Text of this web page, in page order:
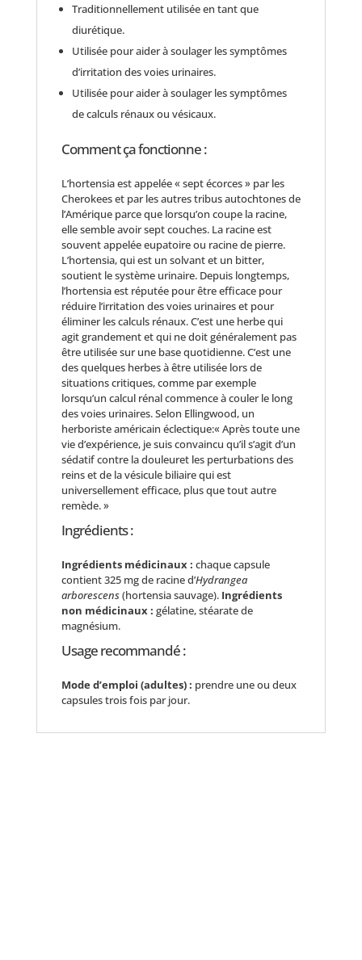
Traditionnellement utilisée en tant que
diurétique.
Utilisée pour aider à soulager les symptômes
d’irritation des voies urinaires.
Utilisée pour aider à soulager les symptômes
de calculs rénaux ou vésicaux.
Comment ça fonctionne :
L’hortensia est appelée « sept écorces » par les
Cherokees et par les autres tribus autochtones de
l’Amérique parce que lorsqu’on coupe la racine,
elle semble avoir sept couches. La racine est
souvent appelée eupatoire ou racine de pierre.
L’hortensia, qui est un solvant et un bitter,
soutient le système urinaire. Depuis longtemps,
l’hortensia est réputée pour être efficace pour
réduire l’irritation des voies urinaires et pour
éliminer les calculs rénaux. C’est une herbe qui
agit grandement et qui ne doit généralement pas
être utilisée sur une base quotidienne. C’est une
des quelques herbes à être utilisée lors de
situations critiques, comme par exemple
lorsqu’un calcul rénal commence à couler le long
des voies urinaires. Selon Ellingwood, un
herboriste américain éclectique:« Après toute une
vie d’expérience, je suis convaincu qu’il s’agit d’un
sédatif contre la douleuret les perturbations des
reins et de la vésicule biliaire qui est
universellement efficace, plus que tout autre
remède. »
Ingrédients :
Ingrédients médicinaux : chaque capsule
contient 325 mg de racine d’Hydrangea
arborescens(hortensia sauvage). Ingrédients
non médicinaux : gélatine, stéarate de
magnésium.
Usage recommandé :
Mode d’emploi (adultes) : prendre une ou deux
capsules trois fois par jour.